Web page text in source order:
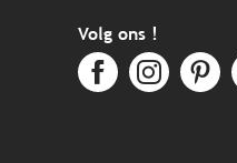
Volg ons !